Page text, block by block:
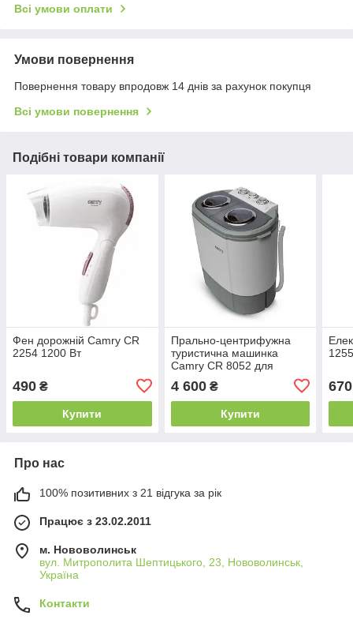
Всі умови оплати
Умови повернення
Повернення товару впродовж 14 днів за рахунок покупця
Всі умови повернення
Подібні товари компанії
Фен дорожній Camry CR
2254 1200 Вт
490 ₴
Купити
Прально-центрифужна
туристична машинка
Camry CR 8052 для
4 600₴
Купити
670
Про нас
100% позитивних з 21 відгука за рік
Працює з 23.02.2011
м. Нововолинськ
вул. Митрополита Шептицького, 23, Нововолинськ,
Україна
Контакти